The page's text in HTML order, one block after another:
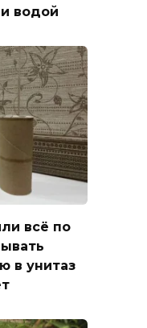
водой
всё по
в унитаз